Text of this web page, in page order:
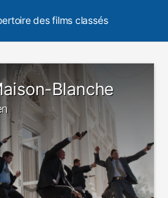
des films classés
Blanche